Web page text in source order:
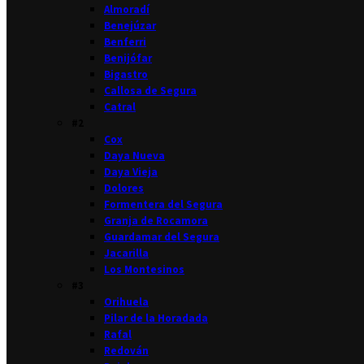
Almoradí
Benejúzar
Benferri
Benijófar
Bigastro
Callosa de Segura
Catral
Cox
Daya Nueva
Daya Vieja
Dolores
Formentera del Segura
Granja de Rocamora
Guardamar del Segura
Jacarilla
Los Montesinos
Orihuela
Pilar de la Horadada
Rafal
Redován